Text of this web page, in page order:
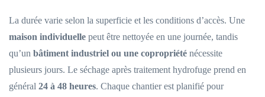
La durée varie selon la superficie et les conditions d’accès. Une
maison individuelle peut être nettoyée en une journée, tandis
qu’un bâtiment industriel ou une copropriété nécessite
plusieurs jours. Le séchage après traitement hydrofuge prend en
général 24 à 48 heures. Chaque chantier est planifié pour